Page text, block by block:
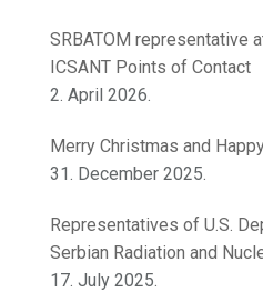
SRBATOM representative
ICSANT Points of Contact
2. April 2026.
Merry Christmas and
31. December 2025.
Representatives of U.S.
Serbian Radiation and
Directorate
17. July 2025.